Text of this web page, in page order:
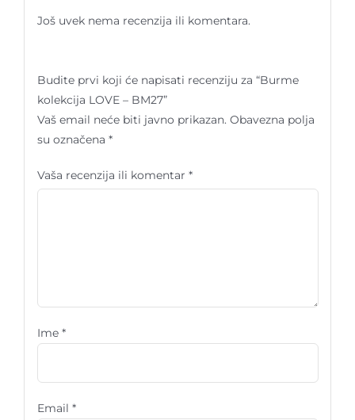
Još uvek nema recenzija ili komentara.
Budite prvi koji će napisati recenziju za “Burme
kolekcija LOVE – BM27”
Vaš email neće biti javno prikazan. Obavezna polja
su označena *
Vaša recenzija ili komentar *
Ime *
Email *